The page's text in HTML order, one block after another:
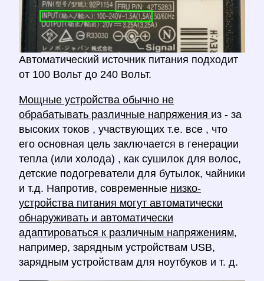
Автоматический источник питания подходит
от 100 Вольт до 240 Вольт.
Мощные устройства обычно не
обрабатывать различные напряжения из - за
высоких токов , участвующих т.е. все , что
его основная цель заключается в генерации
тепла (или холода) , как сушилок для волос,
детские подогреватели для бутылок, чайники
и т.д. Напротив, современные низко-
устройства питания могут автоматически
обнаруживать и автоматически
адаптироваться к различным напряжениям,
например, зарядным устройствам USB,
зарядным устройствам для ноутбуков и т. д.